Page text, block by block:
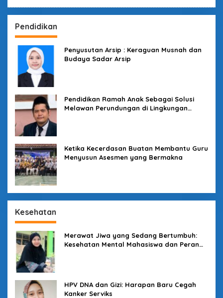
Pendidikan
Penyusutan Arsip : Keraguan Musnah dan
Budaya Sadar Arsip
Pendidikan Ramah Anak Sebagai Solusi
Melawan Perundungan di Lingkungan
Ketika Kecerdasan Buatan Membantu Guru
Menyusun Asesmen yang Bermakna
Kesehatan
Merawat Jiwa yang Sedang Bertumbuh:
Kesehatan Mental Mahasiswa dan Peran
HPV DNA dan Gizi: Harapan Baru Cegah
Kanker Serviks